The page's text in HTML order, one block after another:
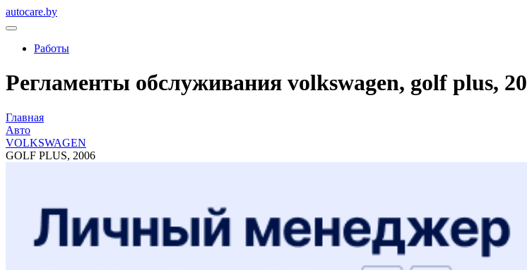
autocare.by
Работы
Регламенты обслуживания volkswagen, golf plus,
Главная
Авто
VOLKSWAGEN
GOLF PLUS, 2006